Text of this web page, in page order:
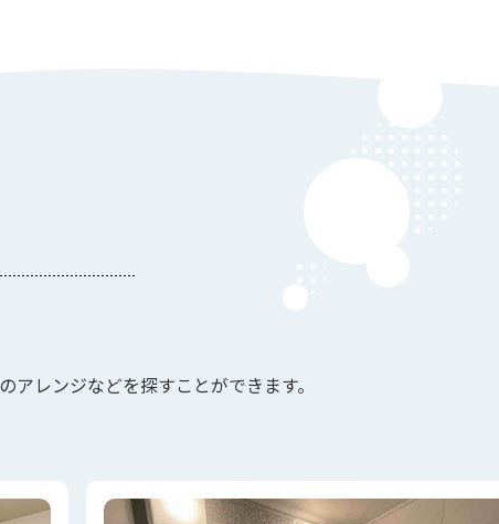
レンジなどを探すことができます。